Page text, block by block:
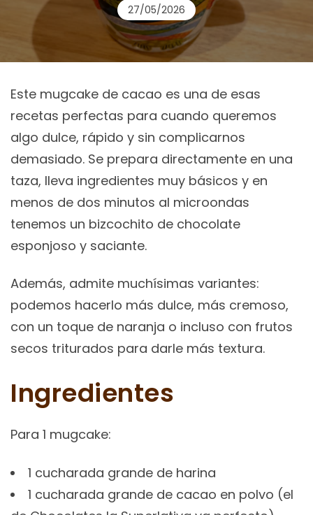
27/05/2026
Este mugcake de cacao es una de esas
recetas perfectas para cuando queremos
algo dulce, rápido y sin complicarnos
demasiado. Se prepara directamente en una
taza, lleva ingredientes muy básicos y en
menos de dos minutos al microondas
tenemos un bizcochito de chocolate
esponjoso y saciante.
Además, admite muchísimas variantes:
podemos hacerlo más dulce, más cremoso,
con un toque de naranja o incluso con frutos
secos triturados para darle más textura.
Ingredientes
Para 1 mugcake:
1 cucharada grande de harina
1 cucharada grande de cacao en polvo (el